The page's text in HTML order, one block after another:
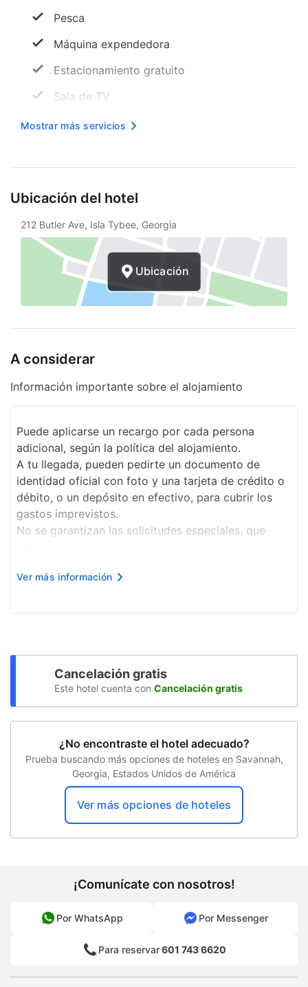
Pesca
Máquina expendedora
Estacionamiento gratuito
Sala de TV
Internet inalámbrico en cortesía
Señalización en braille o en relieve
Alquiler de bicicletas en las inmediaciones
Asistencia turística
Paseos en lancha
Desayuno continental gratuito
Desayuno gratis
Recepción 24 horas
Programa de actividades diario
Alquiler o recorrido en Segway en las
cercanías
Ecotours cercanos
Seguro
Snorkel
Senderismo
Estacionamiento sin asistencia gratuito
Mostrar más servicios
Ubicación del hotel
212 Butler Ave, Isla Tybee, Georgia
Ubicación
A considerar
Información importante sobre el alojamiento
Puede aplicarse un recargo por cada persona
adicional, según la política del alojamiento.
A tu llegada, pueden pedirte un documento de
identidad oficial con foto y una tarjeta de crédito o
débito, o un depósito en efectivo, para cubrir los
gastos imprevistos.
No se garantizan las solicitudes especiales, que
La edad mínima para realizar el registro de entrada
Ver más información
Cancelación gratis
Este hotel cuenta con Cancelación gratis
¿No encontraste el hotel adecuado?
Prueba buscando más opciones de hoteles en Savannah,
Georgia, Estados Unidos de América
Ver más opciones de hoteles
¡Comunícate con nosotros!
Por WhatsApp Por Messenger
Para reservar601 743 6620